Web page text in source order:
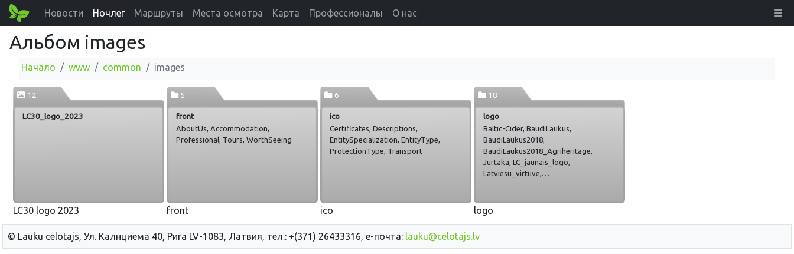
Новости Ночлег Маршруты Места осмотра Карта Профессионалы О нас
Альбом images
Начало www common images
12
LC30_logo_2023
LC30 logo 2023
5
front
AboutUs, Accommodation,
Professional, Tours, WorthSeeing
front
6
ico
Certificates, Descriptions,
EntitySpecialization, EntityType,
ProtectionType, Transport
ico
18
logo
Baltic-Cider, BaudiLaukus,
BaudiLaukus2018,
BaudiLaukus2018_Agriheritage,
Jurtaka, LC_jaunais_logo,
Latviesu_virtuve,
ZalaisSertifikats, lc, other, prj, social
logo
© Lauku сelotajs, Ул. Калнциема 40, Рига LV-1083, Латвия, тел.: +(371) 26433316, е-почта: lauku@celotajs.lv